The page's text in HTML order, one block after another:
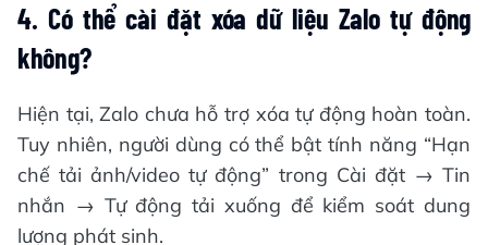
4. Có thể cài đặt xóa dữ liệu Zalo tự động
không?
Hiện tại, Zalo chưa hỗ trợ xóa tự động hoàn toàn.
Tuy nhiên, người dùng có thể bật tính năng “Hạn
chế tải ảnh/video tự động” trong Cài đặt → Tin
nhắn → Tự động tải xuống để kiểm soát dung
lượng phát sinh.